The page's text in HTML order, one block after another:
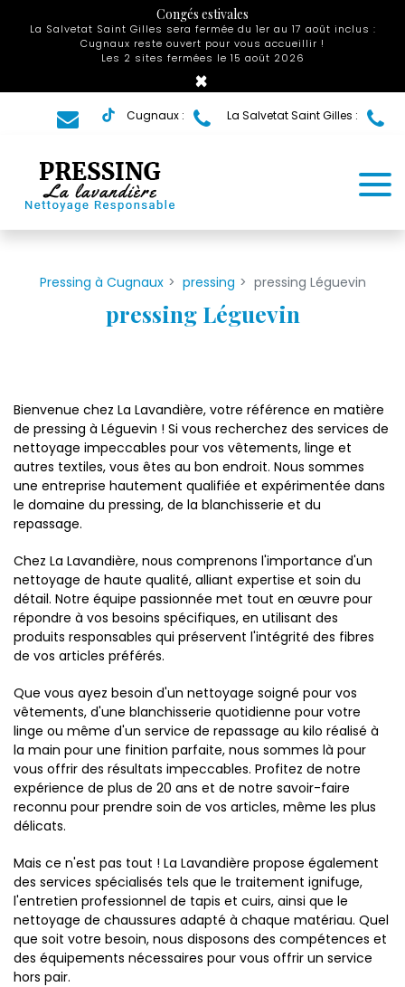
Congés estivales
La Salvetat Saint Gilles sera fermée du 1er au 17 août inclus :
Cugnaux reste ouvert pour vous accueillir !
Les 2 sites fermées le 15 août 2026
×
Cugnaux : La Salvetat Saint Gilles :
Pressing à Cugnaux pressing pressing Léguevin
pressing Léguevin
Bienvenue chez La Lavandière, votre référence en matière
de pressing à Léguevin ! Si vous recherchez des services de
nettoyage impeccables pour vos vêtements, linge et
autres textiles, vous êtes au bon endroit. Nous sommes
une entreprise hautement qualifiée et expérimentée dans
le domaine du pressing, de la blanchisserie et du
repassage.
Chez La Lavandière, nous comprenons l'importance d'un
nettoyage de haute qualité, alliant expertise et soin du
détail. Notre équipe passionnée met tout en œuvre pour
répondre à vos besoins spécifiques, en utilisant des
produits responsables qui préservent l'intégrité des fibres
de vos articles préférés.
Que vous ayez besoin d'un nettoyage soigné pour vos
vêtements, d'une blanchisserie quotidienne pour votre
linge ou même d'un service de repassage au kilo réalisé à
la main pour une finition parfaite, nous sommes là pour
vous offrir des résultats impeccables. Profitez de notre
expérience de plus de 20 ans et de notre savoir-faire
reconnu pour prendre soin de vos articles, même les plus
délicats.
Mais ce n'est pas tout ! La Lavandière propose également
des services spécialisés tels que le traitement ignifuge,
l'entretien professionnel de tapis et cuirs, ainsi que le
nettoyage de chaussures adapté à chaque matériau. Quel
que soit votre besoin, nous disposons des compétences et
des équipements nécessaires pour vous offrir un service
hors pair.
Panneau de gestion des cookies